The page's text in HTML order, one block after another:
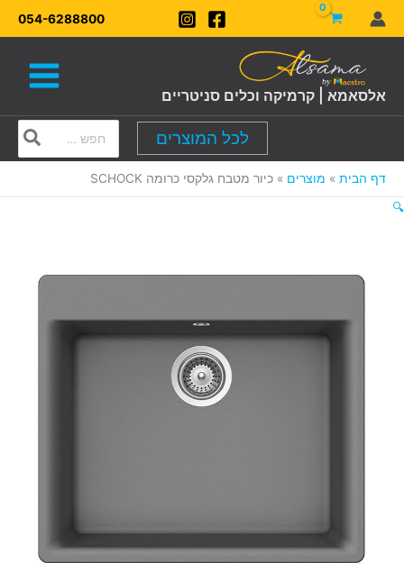
דילוג
לתוכן
054-6288800
אלסאמא | קרמיקה וכלים סניטריים
לכל המוצרים
for:
דף הבית מוצרים
כיור מטבח גלקסי כרומה SCHOCK
🔍